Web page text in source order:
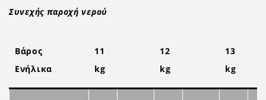
Συνεχής παροχή νερού
Βάρος
Ενήλικα
11
kg
12
kg
13
kg